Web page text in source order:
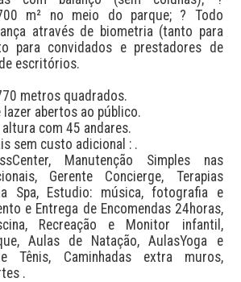
m² no meio do parque; ? Todo
através de biometria (tanto para
para convidados e prestadores de
escritórios.
metros quadrados.
lazer abertos ao público.
com 45 andares.
sem custo adicional : .
Manutenção Simples nas
Gerente Concierge, Terapias
Spa, Estudio: música, fotografia e
e Entrega de Encomendas 24horas,
Recreação e Monitor infantil,
Aulas de Natação, AulasYoga e
Tênis, Caminhadas extra muros,
.